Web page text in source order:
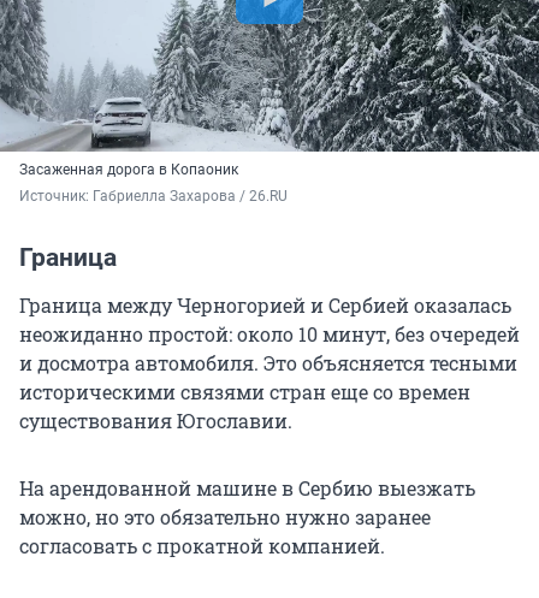
Засаженная дорога в Копаоник
Источник: Габриелла Захарова / 26.RU
Граница
Граница между Черногорией и Сербией оказалась
неожиданно простой: около 10 минут, без очередей
и досмотра автомобиля. Это объясняется тесными
историческими связями стран еще со времен
существования Югославии.
На арендованной машине в Сербию выезжать
можно, но это обязательно нужно заранее
согласовать с прокатной компанией.